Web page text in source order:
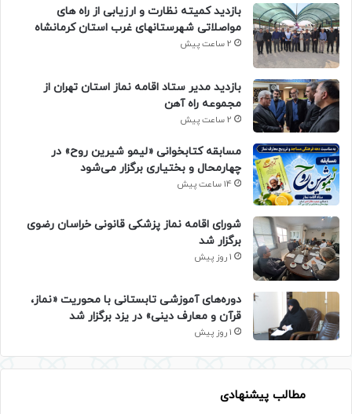
بازدید کمیته نظارت و ارزیابی از راه های
مواصلاتی شهرستانهای غرب استان کرمانشاه
2 ساعت پیش
بازدید مدیر ستاد اقامه نماز استان تهران از
مجموعه راه آهن
2 ساعت پیش
مسابقه کتابخوانی «لیمو شیرین روح» در
چهارمحال و بختیاری برگزار می‌شود
14 ساعت پیش
شورای اقامه نماز پزشکی قانونی خراسان رضوی
برگزار شد
1 روز پیش
دوره‌های آموزشی تابستانی با محوریت «نماز،
قرآن و معارف دینی» در یزد برگزار شد
1 روز پیش
مطالب پیشنهادی